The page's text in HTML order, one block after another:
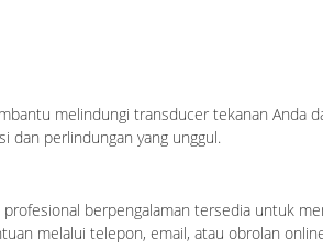
melindungi transducer tekanan Anda
dan perlindungan yang unggul.
berpengalaman tersedia untuk
melalui telepon, email, atau obrolan